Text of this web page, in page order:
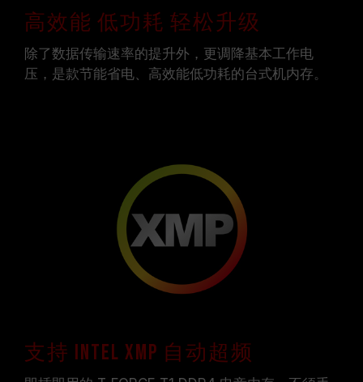
高效能 低功耗 轻松升级
除了数据传输速率的提升外，更调降基本工作电
压，是款节能省电、高效能低功耗的台式机内存。
支持 Intel XMP 自动超频